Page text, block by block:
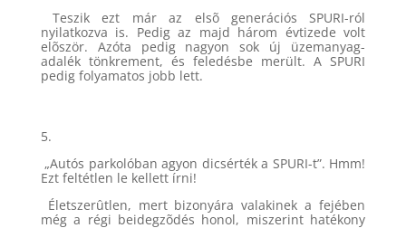
Teszik ezt már az elsõ generációs SPURI-ról
nyilatkozva is. Pedig az majd három évtizede volt
elõször. Azóta pedig nagyon sok új üzemanyag-
adalék tönkrement, és feledésbe merült. A SPURI
pedig folyamatos jobb lett.
5.
„Autós parkolóban agyon dicsérték a SPURI-t”. Hmm!
Ezt feltétlen le kellett írni!
Életszerûtlen, mert bizonyára valakinek a fejében
még a régi beidegzõdés honol, miszerint hatékony